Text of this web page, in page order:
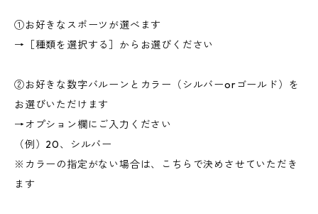
①お好きなスポーツが選べます
→［種類を選択する］からお選びください
②お好きな数字バルーンとカラー（シルバーorゴールド）を
お選びいただけます
→オプション欄にご入力ください
（例）20、シルバー
※カラーの指定がない場合は、こちらで決めさせていただき
ます